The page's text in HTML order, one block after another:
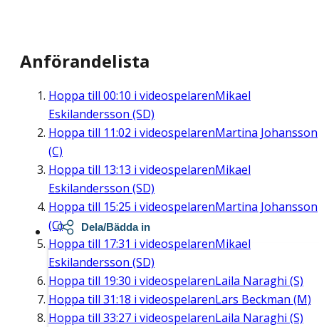
Anförandelista
Hoppa till 00:10 i videospelarenMikael
Eskilandersson (SD)
Hoppa till 11:02 i videospelarenMartina Johansson
(C)
Hoppa till 13:13 i videospelarenMikael
Eskilandersson (SD)
Hoppa till 15:25 i videospelarenMartina Johansson
(C)
Hoppa till 17:31 i videospelarenMikael
Eskilandersson (SD)
Hoppa till 19:30 i videospelarenLaila Naraghi (S)
Hoppa till 31:18 i videospelarenLars Beckman (M)
Hoppa till 33:27 i videospelarenLaila Naraghi (S)
Dela/Bädda in